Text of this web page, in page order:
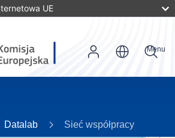
UE
Menu
Datalab Sieć współpracy